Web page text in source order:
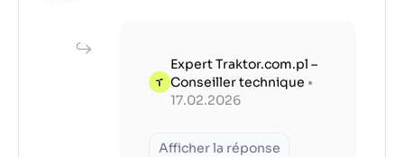
Expert Traktor.com.pl –
Conseiller technique •
17.02.2026
Afficher la réponse